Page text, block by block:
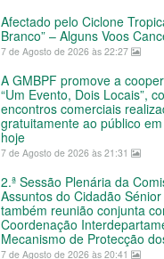
Afectado pelo Ciclone
Branco” – Alguns Voos
7 de Agosto de 2026 às 22:27
A GMBPF promove a
“Um Evento, Dois Locais”,
encontros comerciais
gratuitamente ao público
hoje
7 de Agosto de 2026 às 21:31
2.ª Sessão Plenária da
Assuntos do Cidadão
também reunião conjunta
Coordenação
Mecanismo de Protecção
7 de Agosto de 2026 às 20:41